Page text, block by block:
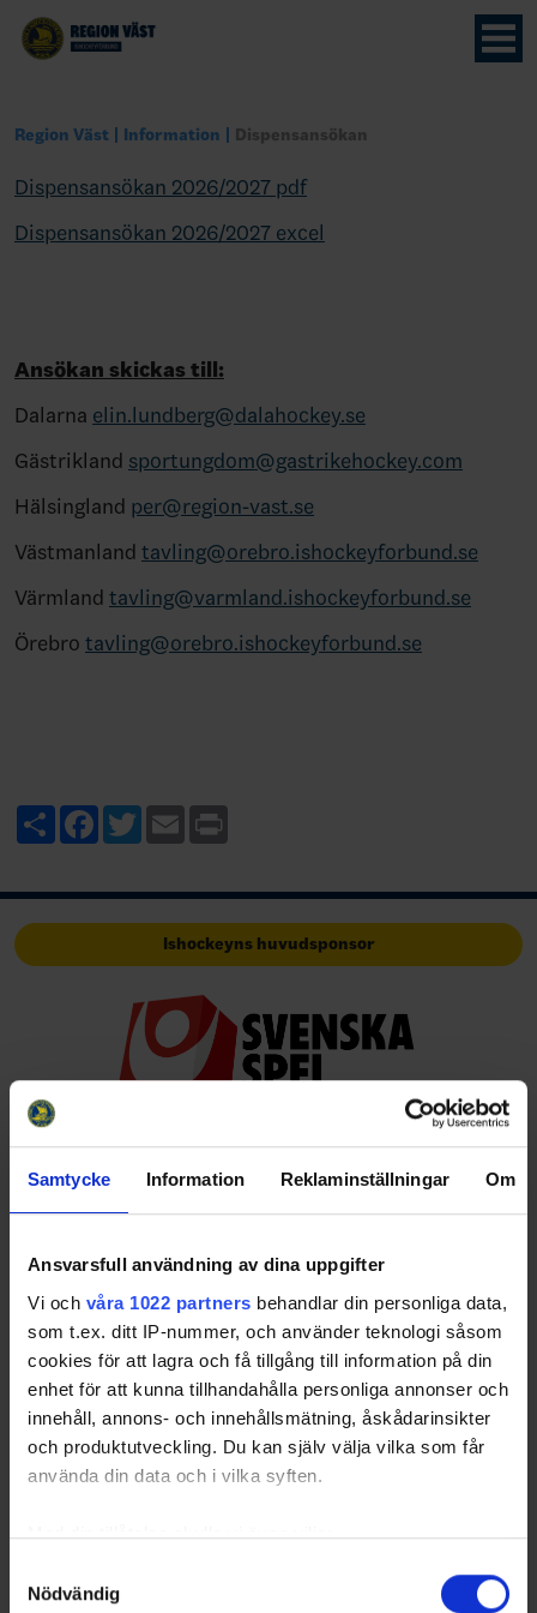
Samtycke Information Reklaminställningar Om
Ansvarsfull användning av dina uppgifter
Vi och våra 1022 partners behandlar din personliga data,
som t.ex. ditt IP-nummer, och använder teknologi såsom
cookies för att lagra och få tillgång till information på din
enhet för att kunna tillhandahålla personliga annonser och
innehåll, annons- och innehållsmätning, åskådarinsikter
och produktutveckling. Du kan själv välja vilka som får
använda din data och i vilka syften.
Med din tillåtelse skulle vi även vilja:
som kan ha en noggrannhet på upp till flera meter
Nödvändig
Region Väst Information Dispensansökan
Dispensansökan 2026/2027 pdf
Dispensansökan 2026/2027 excel
Ansökan skickas till:
Dalarna elin.lundberg@dalahockey.se
Gästrikland sportungdom@gastrikehockey.com
Hälsingland per@region-vast.se
Västmanland tavling@orebro.ishockeyforbund.se
Värmland tavling@varmland.ishockeyforbund.se
Örebro tavling@orebro.ishockeyforbund.se
ShareFacebook
TwitterEmail
Ishockeyns huvudsponsor
Huvudpartners
Officiella partners